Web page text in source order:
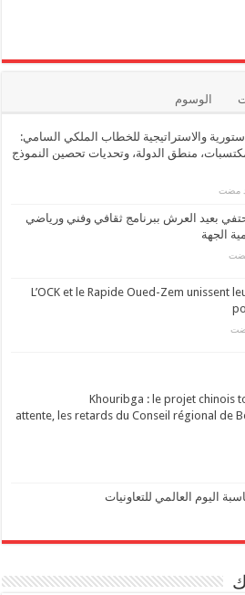
الوسوم
والاستراتيجية للخطاب الملكي السامي:
منطق الدولة، وتحديات تحصين النموذج
مضت
بعيد العرش ببرنامج ثقافي وفني ورياضي
الجهة
L’OCK et le Rapide Oued-Zem unissent
Khouribga : le projet chinois
attente, les retards du Conseil régional de
اليوم العالمي للتعاونيات